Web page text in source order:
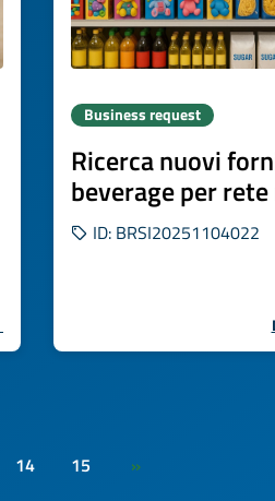
Business request
Ricerca nuovi
beverage per
ID: BRSI20251104022
14 15 »